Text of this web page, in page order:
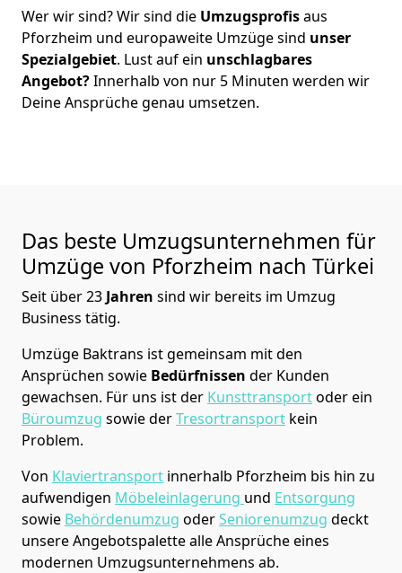
Wer wir sind? Wir sind die Umzugsprofisaus
Pforzheim und europaweite Umzüge sind unser
Spezialgebiet. Lust auf ein unschlagbares
Angebot?Innerhalb von nur 5 Minuten werden wir
Deine Ansprüche genau umsetzen.
Das beste Umzugsunternehmen für
Umzüge von Pforzheim nach Türkei
Seit über23 Jahren sind wir bereits im Umzug
Business tätig.
Umzüge Baktrans ist gemeinsam mit den
Ansprüchen sowie Bedürfnissen der Kunden
gewachsen. Für uns ist der Kunsttransportoder ein
Büroumzug sowie derTresortransport kein
Problem.
Von Klaviertransport innerhalb Pforzheim bis hin zu
aufwendigen Möbeleinlagerung und Entsorgung
sowie Behördenumzug oderSeniorenumzug deckt
unsere Angebotspalette alle Ansprüche eines
modernen Umzugsunternehmens ab.